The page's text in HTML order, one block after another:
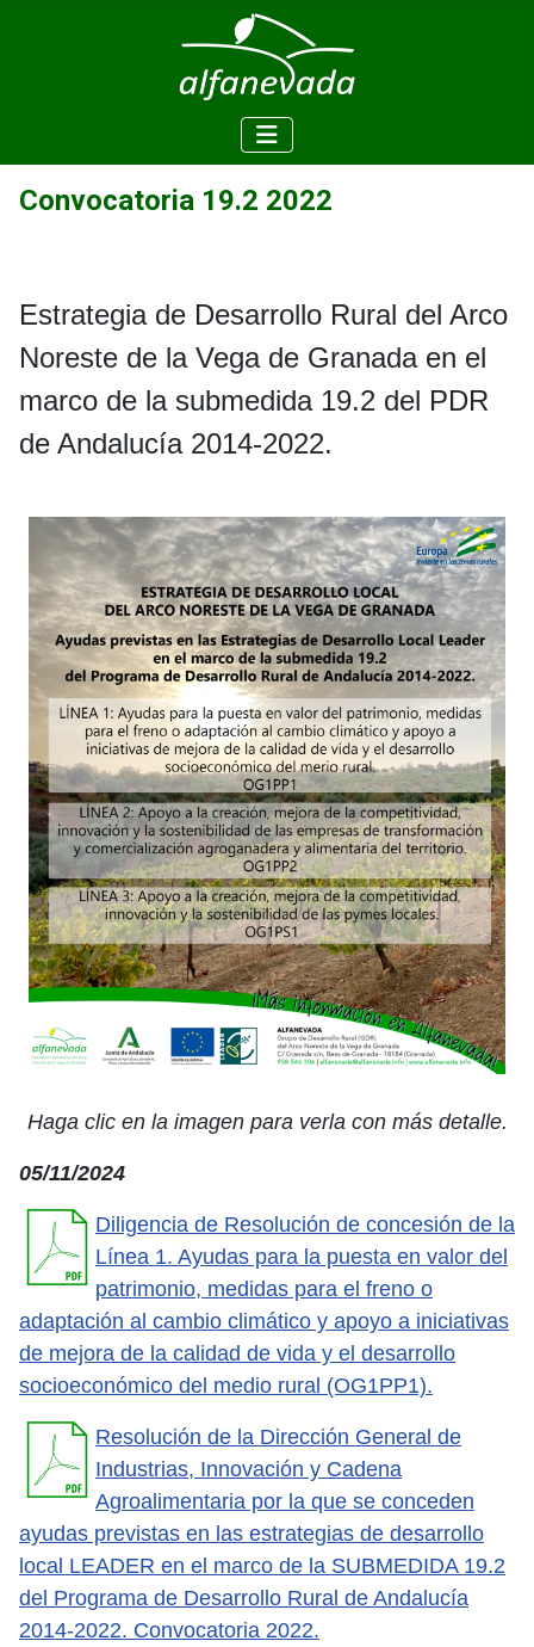
Convocatoria 19.2 2022
Estrategia de Desarrollo Rural del Arco
Noreste de la Vega de Granada en el
marco de la submedida 19.2 del PDR
de Andalucía 2014-2022.
Haga clic en la imagen para verla con más detalle.
05/11/2024
Diligencia de Resolución de concesión de la
Línea 1. Ayudas para la puesta en valor del
patrimonio, medidas para el freno o
adaptación al cambio climático y apoyo a iniciativas
de mejora de la calidad de vida y el desarrollo
socioeconómico del medio rural (OG1PP1).
Resolución de la Dirección General de
Industrias, Innovación y Cadena
Agroalimentaria por la que se conceden
ayudas previstas en las estrategias de desarrollo
local LEADER en el marco de la SUBMEDIDA 19.2
del Programa de Desarrollo Rural de Andalucía
2014-2022. Convocatoria 2022.